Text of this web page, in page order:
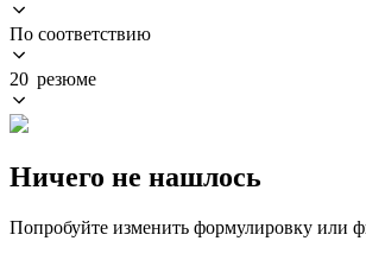
По соответствию
20 резюме
Ничего не нашлось
Попробуйте изменить формулировку или